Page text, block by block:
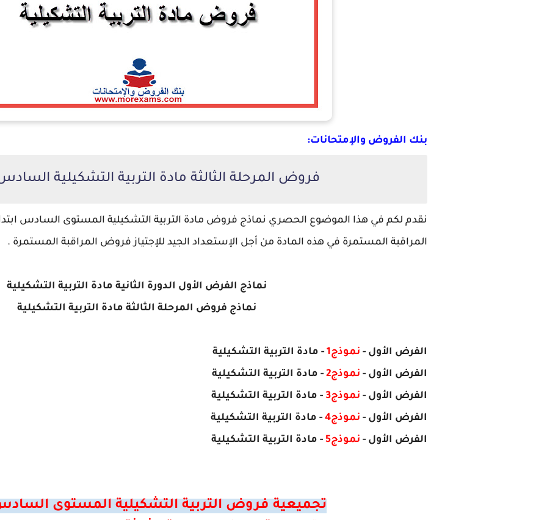
بنك الفروض والإمتحانات:
فروض المرحلة الثالثة مادة التربية التشكيلية السادس
نقدم لكم في هذا الموضوع الحصري نماذج فروض مادة التربية التشكيلية المستوى السادس
المراقبة المستمرة في هذه المادة من أجل الإستعداد الجيد للإجتياز فروض المراقبة المستمرة .
نماذج الفرض الأول الدورة الثانية مادة التربية التشكيلية
نماذج فروض المرحلة الثالثة مادة التربية التشكيلية
الفرض الأول - نموذج1
- مادة التربية التشكيلية
الفرض الأول - نموذج2
- مادة التربية التشكيلية
الفرض الأول - نموذج3
- مادة التربية التشكيلية
الفرض الأول - نموذج4
- مادة التربية التشكيلية
الفرض الأول - نموذج5 - مادة التربية التشكيلية
تجميعية فروض التربية التشكيلية المستوى السادس